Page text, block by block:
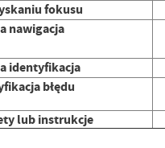
fokusu
nawigacja
identyfikacja
błędu
lub instrukcje